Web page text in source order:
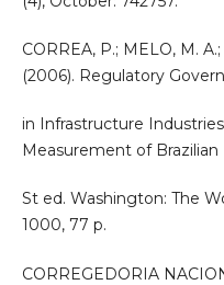
CORREA, P.; MELO, M.
(2006). Regulatory
in Infrastructure
Measurement of Brazilian
St ed. Washington: The
1000, 77 p.
CORREGEDORIA